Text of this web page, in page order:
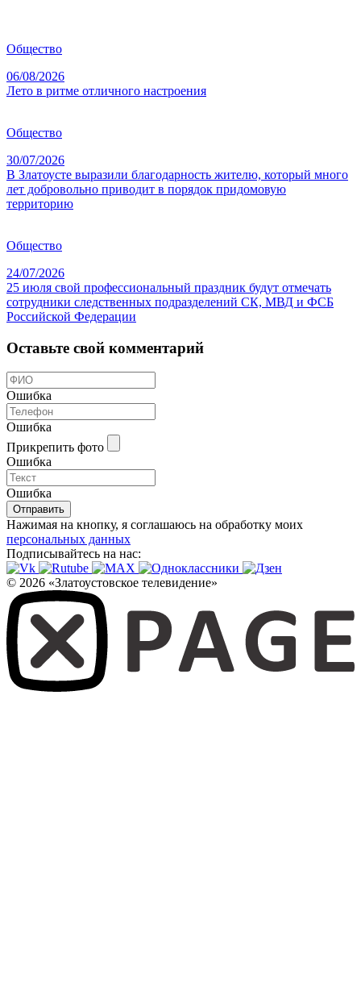
Общество
06/08/2026
Лето в ритме отличного настроения
Общество
30/07/2026
В Златоусте выразили благодарность жителю, который много
лет добровольно приводит в порядок придомовую
территорию
Общество
24/07/2026
25 июля свой профессиональный праздник будут отмечать
сотрудники следственных подразделений СК, МВД и ФСБ
Российской Федерации
Оставьте свой комментарий
Ошибка
Ошибка
Прикрепить фото
Ошибка
Ошибка
Отправить
Нажимая на кнопку, я соглашаюсь на обработку моих
персональных данных
Подписывайтесь на нас:
© 2026 «Златоустовское телевидение»